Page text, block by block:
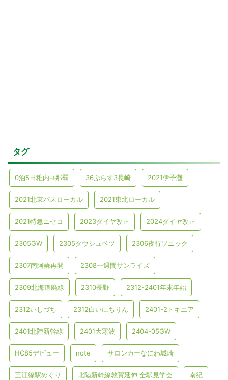
タグ
0泊5日稚内→那覇 36ぷらす3長崎 2021伊予灘
2021北東パスローカル 2021東北ローカル
2021特急ニセコ 2023ダイヤ改正 2024ダイヤ改正
2305GW 2305タウシュベツ 2306夜行ソニック
2307南阿蘇再開 2308一週間サンライズ
2309北海道廃線 2310長野 2312-2401年末年始
2312いしづち 2312白いにちりん 2401-2トキエア
2401北陸新幹線 2401大寒波 2404-05GW
HC85デビュー note サロンカーなにわ城崎
三江線駅めぐり 北陸新幹線敦賀延伸 全駅見学会 南紀